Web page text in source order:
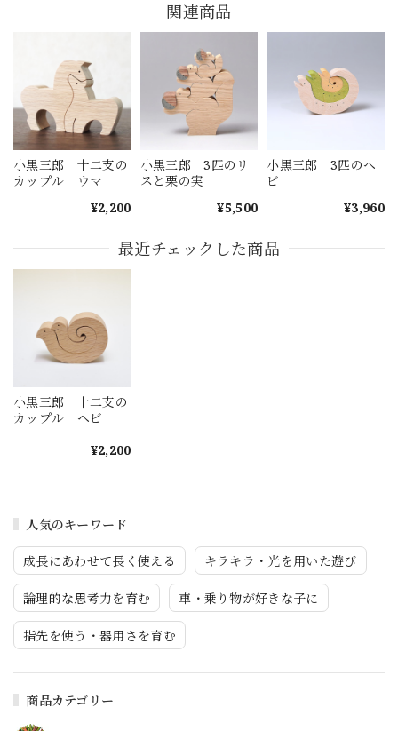
人気のキーワード
成長にあわせて長く使える キラキラ・光を用いた遊び
論理的な思考力を育む 車・乗り物が好きな子に
指先を使う・器用さを育む
商品カテゴリー
関連商品
小黒三郎 十二支の
カップル ウマ
¥2,200
小黒三郎 3匹のリ
スと栗の実
¥5,500
小黒三郎 3匹のヘ
ビ
¥3,960
最近チェックした商品
小黒三郎 十二支の
カップル ヘビ
¥2,200